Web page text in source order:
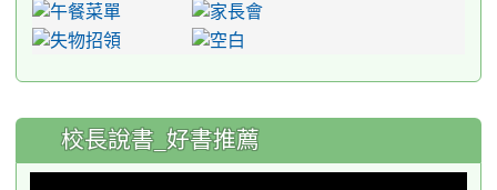
:::
校長說書_好書推薦